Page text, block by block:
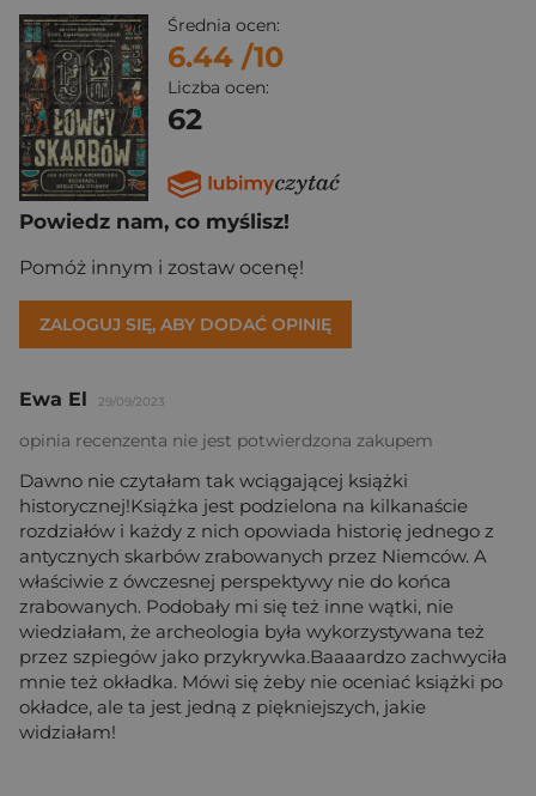
Średnia ocen:
6.44 /10
Liczba ocen:
62
Powiedz nam, co myślisz!
Pomóż innym i zostaw ocenę!
ZALOGUJ SIĘ, ABY DODAĆ OPINIĘ
Ewa El 29/09/2023
opinia recenzenta nie jest potwierdzona zakupem
Dawno nie czytałam tak wciągającej książki
historycznej!Książka jest podzielona na kilkanaście
rozdziałów i każdy z nich opowiada historię jednego z
antycznych skarbów zrabowanych przez Niemców. A
właściwie z ówczesnej perspektywy nie do końca
zrabowanych. Podobały mi się też inne wątki, nie
wiedziałam, że archeologia była wykorzystywana też
przez szpiegów jako przykrywka.Baaaardzo zachwyciła
mnie też okładka. Mówi się żeby nie oceniać książki po
okładce, ale ta jest jedną z piękniejszych, jakie
widziałam!